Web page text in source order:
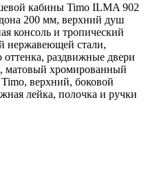
кабины Timo ILMA 902
200 мм, верхний душ
консоль и тропический
нержавеющей стали,
оттенка, раздвижные двери
матовый хромированный
верхний, боковой
лейка, полочка и ручки